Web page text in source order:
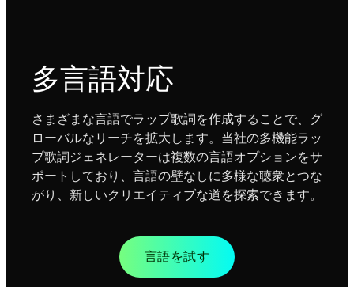
多言語対応
さまざまな言語でラップ歌詞を作成することで、グ
ローバルなリーチを拡大します。当社の多機能ラッ
プ歌詞ジェネレーターは複数の言語オプションをサ
ポートしており、言語の壁なしに多様な聴衆とつな
がり、新しいクリエイティブな道を探索できます。
言語を試す